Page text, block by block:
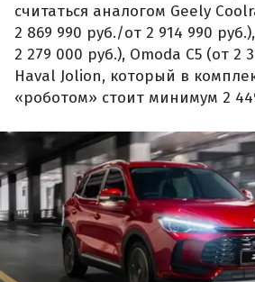
считаться аналогом Geely
2 869 990 руб./от 2 914 990
2 279 000 руб.), Omoda C5 (от 2
Haval Jolion, который в
«роботом» стоит минимум 2